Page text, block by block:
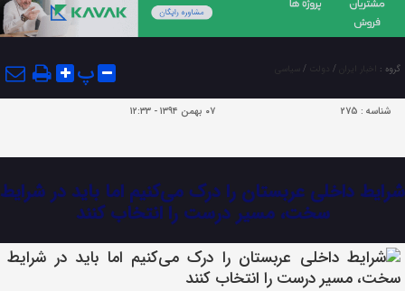
گروه : اخبار ایران / دولت / سیاسی پ
شناسه : 275 ۰۷ بهمن ۱۳۹۴ - ۱۲:۳۳
شرایط داخلی عربستان را درک می‌کنیم اما باید در شرایط
سخت، مسیر درست را انتخاب کنند